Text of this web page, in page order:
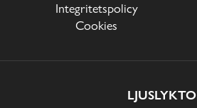
Integritetspolicy
Cookies